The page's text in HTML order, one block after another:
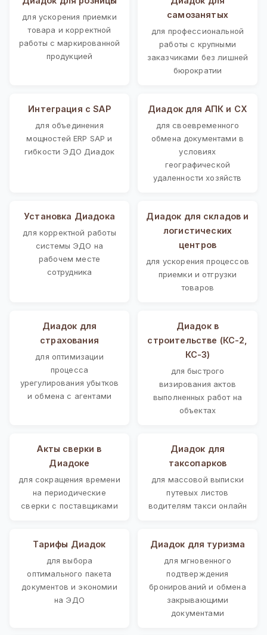
для ускорения приемки
товара и корректной
работы с маркированной
продукцией
самозанятых
для профессиональной
работы с крупными
заказчиками без лишней
бюрократии
Интеграция с SAP
для объединения
мощностей ERP SAP и
гибкости ЭДО Диадок
Диадок для АПК и СХ
для своевременного
обмена документами в
условиях
географической
удаленности хозяйств
Установка Диадока
для корректной работы
системы ЭДО на
рабочем месте
сотрудника
Диадок для складов и
логистических
центров
для ускорения процессов
приемки и отгрузки
товаров
Диадок для
страхования
для оптимизации
процесса
урегулирования убытков
и обмена с агентами
Диадок в
строительстве (КС-2,
КС-3)
для быстрого
визирования актов
выполненных работ на
объектах
Акты сверки в
Диадоке
для сокращения времени
на периодические
сверки с поставщиками
Диадок для
таксопарков
для массовой выписки
путевых листов
водителям такси онлайн
Тарифы Диадок
для выбора
оптимального пакета
документов и экономии
на ЭДО
Диадок для туризма
для мгновенного
подтверждения
бронирований и обмена
закрывающими
документами